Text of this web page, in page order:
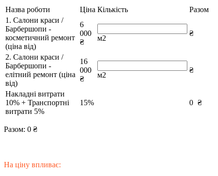
Назва роботи Ціна Кількість
Разом
1. Салони краси /
Барбершопи -
косметичний ремонт
(ціна від)
6
000
₴
м2
₴
2. Салони краси /
Барбершопи -
елітний ремонт (ціна
від)
16
000
₴
м2
₴
Накладні витрати
10% + Транспортні
витрати 5%
15% 0 ₴
Разом: 0 ₴
На ціну впливає: